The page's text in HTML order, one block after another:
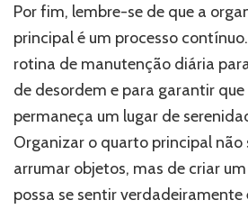
Por fim, lembre-se de que a
principal é um processo
rotina de manutenção diária
de desordem e para garantir
permaneça um lugar de
Organizar o quarto principal não
arrumar objetos, mas de criar
possa se sentir verdadeiramente